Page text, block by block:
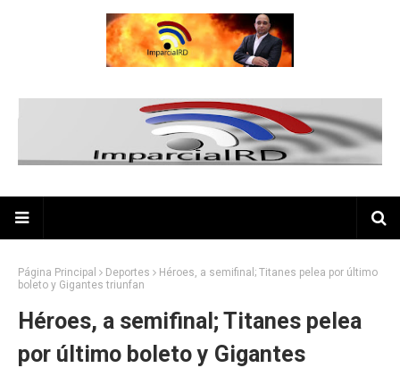
Página Principal Deportes
Héroes, a semifinal; Titanes pelea por último
boleto y Gigantes triunfan
Héroes, a semifinal; Titanes pelea
por último boleto y Gigantes